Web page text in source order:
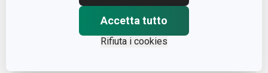
Accetta tutto
Rifiuta i cookies